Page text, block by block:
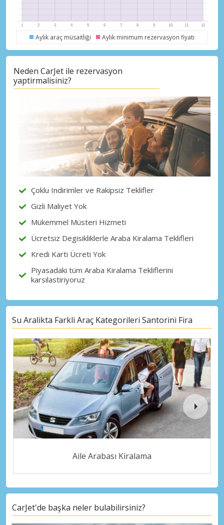
Büyük tasarruflar
Özel iş ortağı tekliflerine erişim sağlayın
eLink ile giriş yap
Aylık araç müsaitliği Aylık minimum rezervasyon fiyatı
Neden CarJet ile rezervasyon
yaptirmalisiniz?
Çoklu Indirimler ve Rakipsiz Teklifler
Gizli Maliyet Yok
Mükemmel Müsteri Hizmeti
Ücretsiz Degisikliklerle Araba Kiralama Teklifleri
Kredi Karti Ücreti Yok
Piyasadaki tüm Araba Kiralama Tekliflerini
karsilastiriyoruz
Su Aralikta Farkli Araç Kategorileri Santorini Fira
Aile Arabası Kiralama
CarJet'de başka neler bulabilirsiniz?